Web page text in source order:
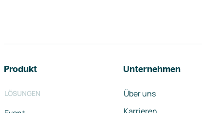
Produkt
LÖSUNGEN
Unternehmen
Über uns